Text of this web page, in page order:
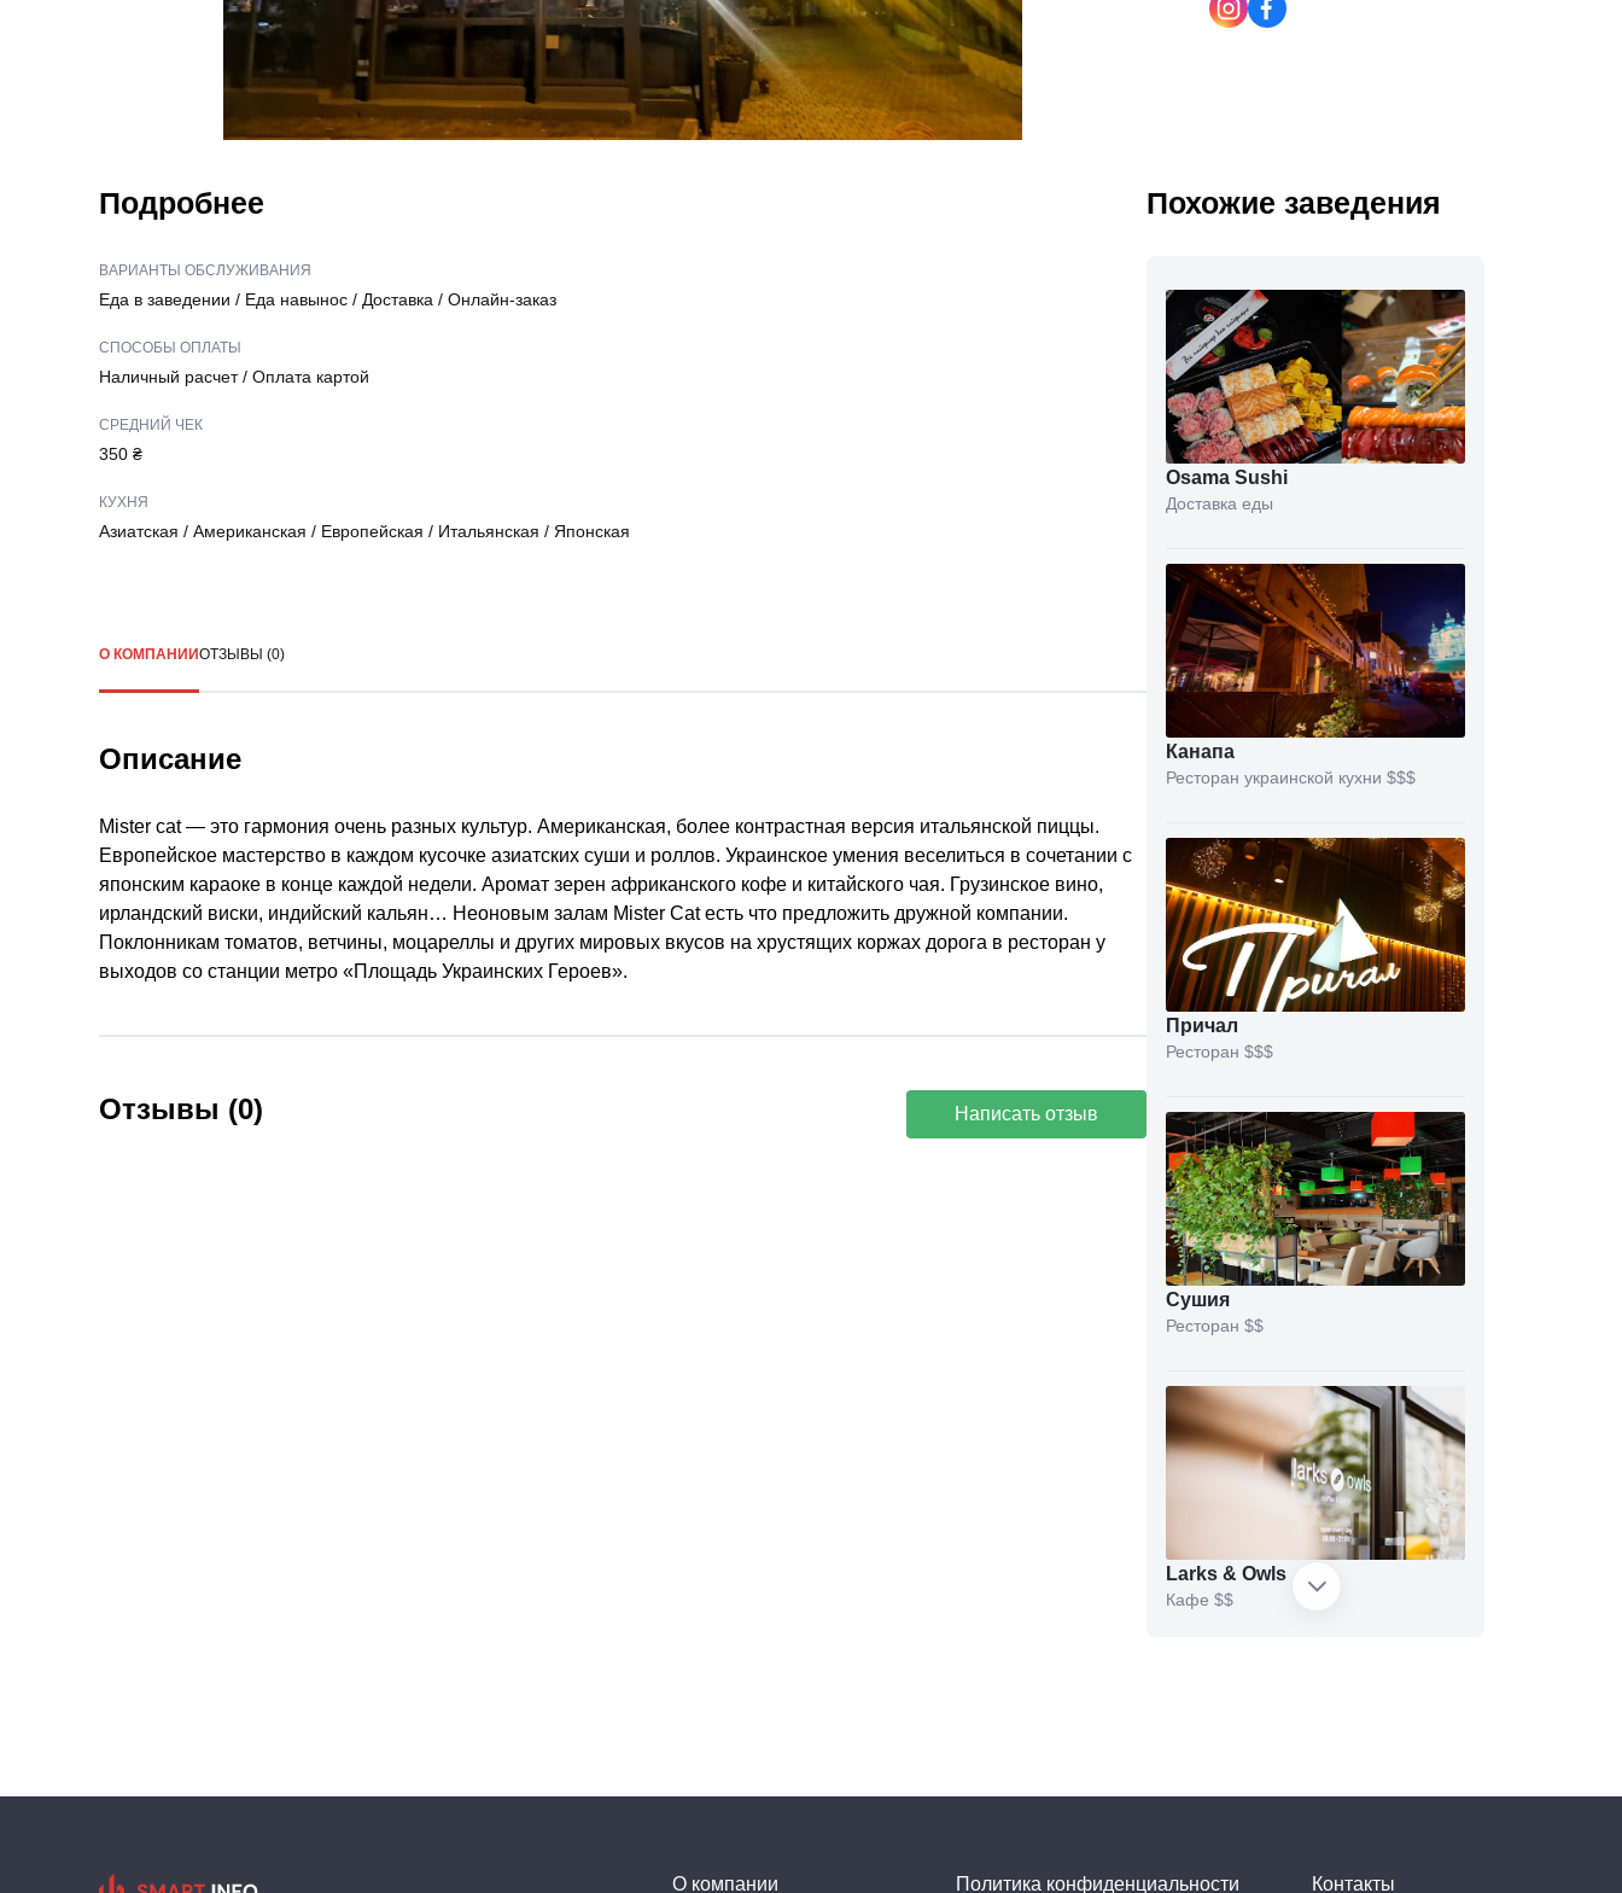
Подробнее
ВАРИАНТЫ ОБСЛУЖИВАНИЯ
Еда в заведении / Еда навынос / Доставка / Онлайн-заказ
СПОСОБЫ ОПЛАТЫ
Наличный расчет/ Оплата картой
СРЕДНИЙ ЧЕК
350 ₴
КУХНЯ
Азиатская / Американская / Европейская / Итальянская / Японская
О КОМПАНИИОТЗЫВЫ (0)
Описание
Mister cat — это гармония очень разных культур. Американская, более контрастная версия итальянской пиццы.
Европейское мастерство в каждом кусочке азиатских суши и роллов. Украинское умения веселиться в сочетании с
японским караоке в конце каждой недели. Аромат зерен африканского кофе и китайского чая. Грузинское вино,
ирландский виски, индийский кальян… Неоновым залам Mister Cat есть что предложить дружной компании.
Поклонникам томатов, ветчины, моцареллы и других мировых вкусов на хрустящих коржах дорога в ресторан у
выходов со станции метро «Площадь Украинских Героев».
Отзывы (0) Написать отзыв
Похожие заведения
Osama Sushi
Доставка еды
Канапа
Ресторан украинской кухни $$$
Причал
Ресторан $$$
Сушия
Ресторан $$
Larks & Owls
Кафе $$
О компании Политика конфиденциальности Контакты